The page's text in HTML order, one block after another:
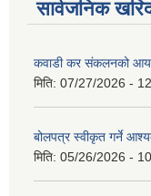
सार्वजनिक
कवाडी कर संकलनको आय
मिति: 07/27/2026 -
बोलपत्र स्वीकृत गर्ने
मिति: 05/26/2026 -